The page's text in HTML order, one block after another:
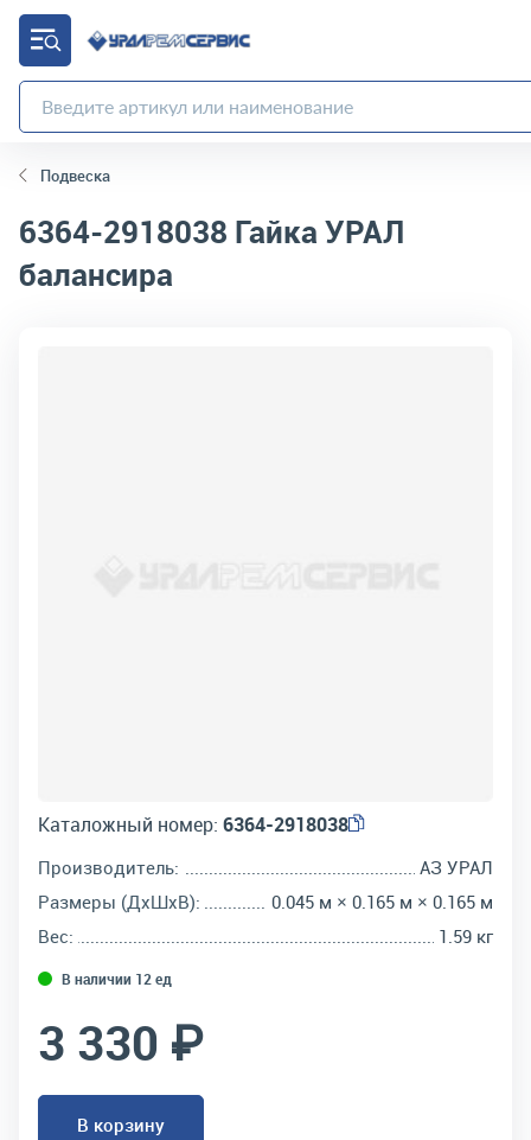
Подвеска
6364-2918038 Гайка УРАЛ
балансира
Каталожный номер: 6364-2918038
Производитель:
АЗ УРАЛ
Размеры (ДхШхВ):
0.045 м × 0.165 м × 0.165 м
Вес:
1.59 кг
В наличии 12 ед
3 330 ₽
В корзину